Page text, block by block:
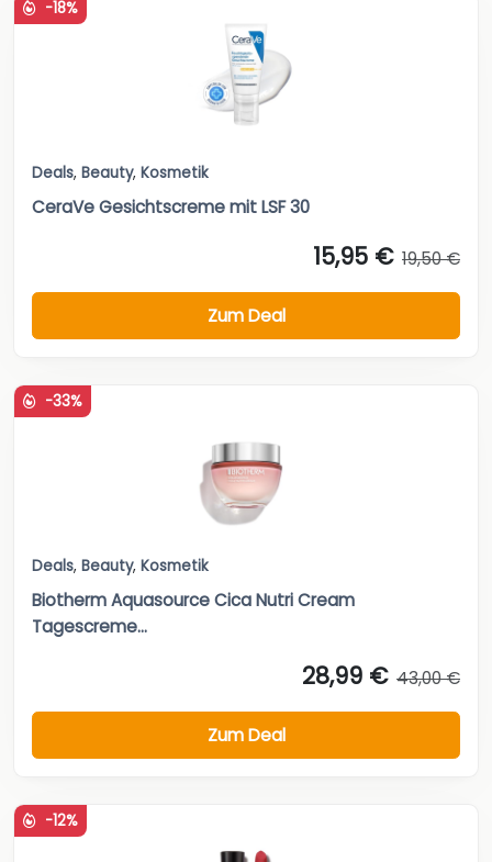
-18%
Deals, Beauty, Kosmetik
CeraVe Gesichtscreme mit LSF 30
15,95 € 19,50 €
Zum Deal
-33%
Deals, Beauty, Kosmetik
Biotherm Aquasource Cica Nutri Cream
Tagescreme...
28,99 € 43,00 €
Zum Deal
-12%